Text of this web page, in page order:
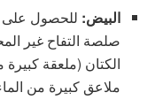
البيض: للحصول على
صلصة التفاح غير
ملاعق كبيرة من